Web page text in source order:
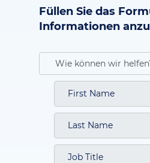
Füllen Sie das
Informationen